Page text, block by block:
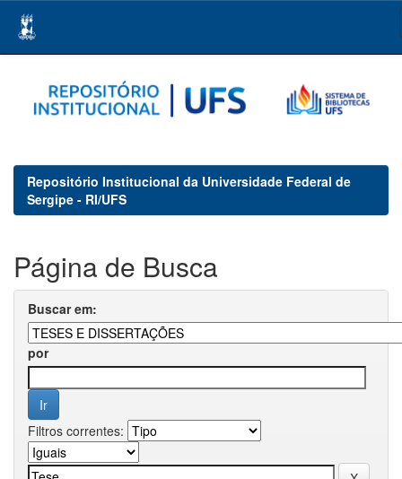
navigation
Repositório Institucional da Universidade Federal de
Sergipe - RI/UFS
Página de Busca
Buscar em:
por
Filtros correntes: